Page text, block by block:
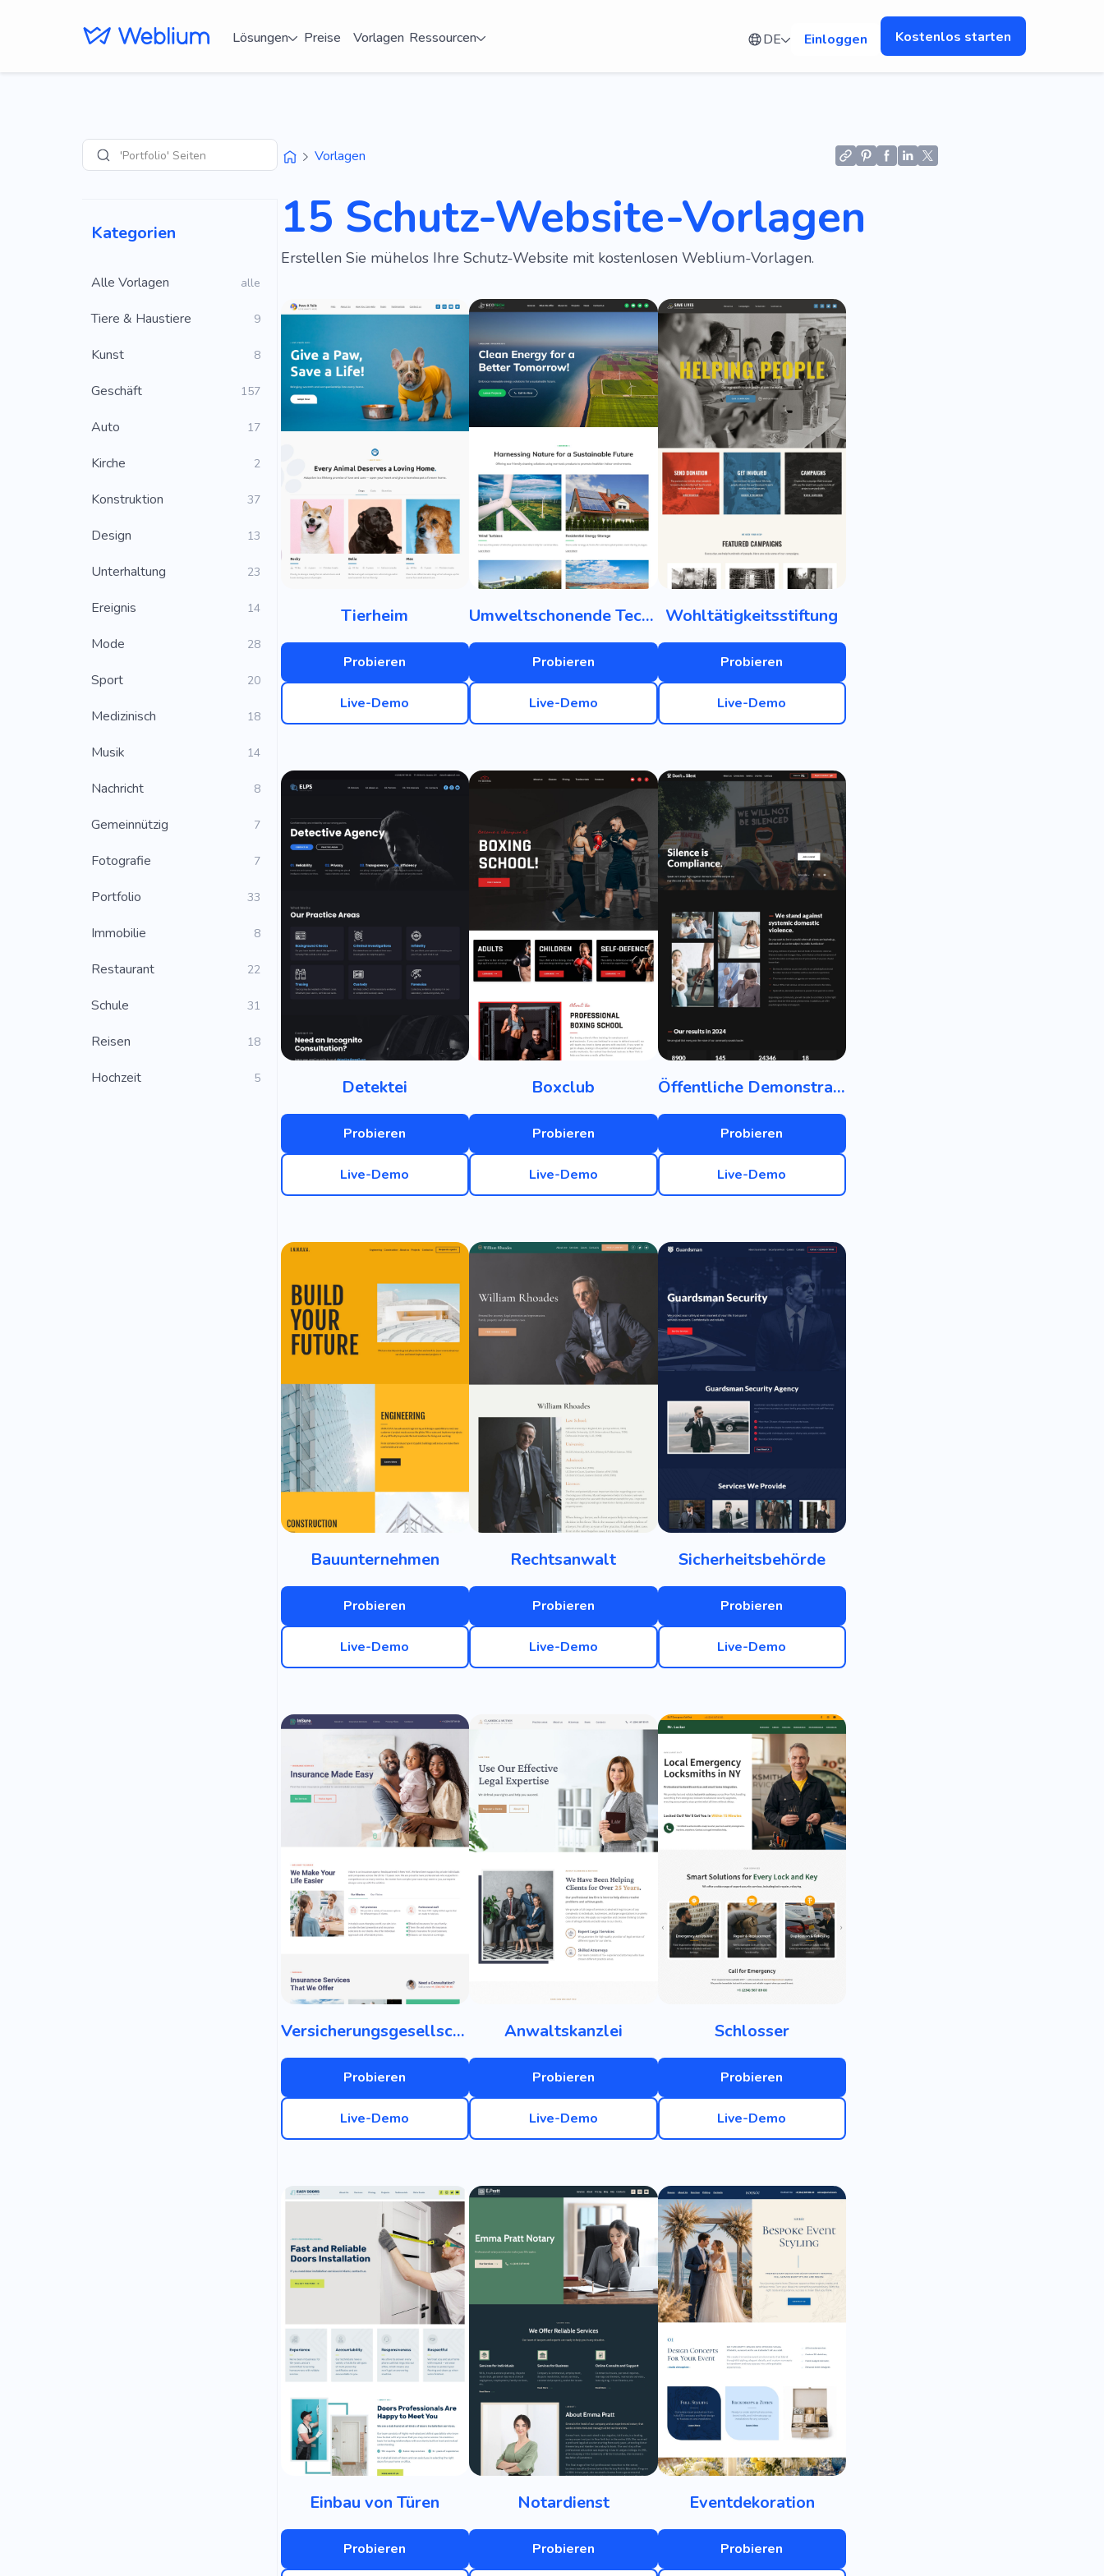
Lösungen Preise Vorlagen Ressourcen DE Einloggen Kostenlos starten
Suche'Portfolio' Seiten
Kategorien
Alle Vorlagen alle
Tiere & Haustiere 9
Kunst 8
Geschäft 157
Auto 17
Kirche 2
Konstruktion 37
Design 13
Unterhaltung 23
Ereignis 14
Mode 28
Sport 20
Medizinisch 18
Musik 14
Nachricht 8
Gemeinnützig 7
Fotografie 7
Portfolio 33
Immobilie 8
Restaurant 22
Schule 31
Reisen 18
Hochzeit 5
Vorlagen
15 Schutz-Website-Vorlagen
Erstellen Sie mühelos Ihre Schutz-Website mit kostenlosen Weblium-Vorlagen.
Tierheim
Probieren
Live-Demo
Umweltschonende Technologien
Probieren
Live-Demo
Wohltätigkeitsstiftung
Probieren
Live-Demo
Detektei
Probieren
Live-Demo
Boxclub
Probieren
Live-Demo
Öffentliche Demonstration
Probieren
Live-Demo
Bauunternehmen
Probieren
Live-Demo
Rechtsanwalt
Probieren
Live-Demo
Sicherheitsbehörde
Probieren
Live-Demo
Versicherungsgesellschaft
Probieren
Live-Demo
Anwaltskanzlei
Probieren
Live-Demo
Schlosser
Probieren
Live-Demo
Einbau von Türen
Probieren
Notardienst
Probieren
Eventdekoration
Probieren